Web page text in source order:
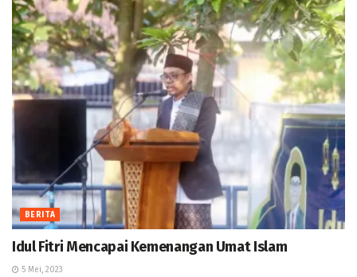
BERITA
Idul Fitri Mencapai Kemenangan Umat Islam
5 Mei, 2023